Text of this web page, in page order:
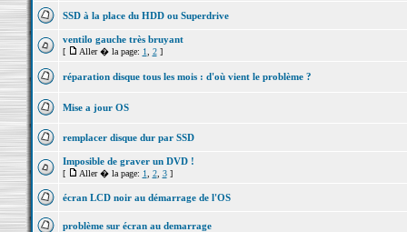
SSD à la place du HDD ou Superdrive
ventilo gauche très bruyant
[ Aller � la page: 1 2]
réparation disque tous les mois : d'où vient le problème ?
Mise a jour OS
remplacer disque dur par SSD
Imposible de graver un DVD !
[ Aller � la page: 1 2, 3]
écran LCD noir au démarrage de l'OS
problème sur écran au demarrage